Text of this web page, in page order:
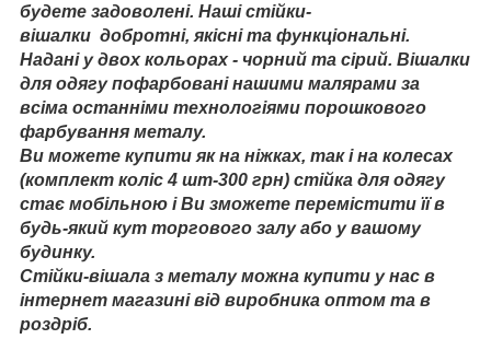
будете задоволені. Наші стійки-
вішалки добротні, якісні та функціональні.
Надані у двох кольорах - чорний та сірий. Вішалки
для одягу пофарбовані нашими малярами за
всіма останніми технологіями порошкового
фарбування металу.
Ви можете купити як на ніжках, так і на колесах
(комплект коліс 4 шт-300 грн) стійка для одягу
стає мобільною і Ви зможете перемістити її в
будь-який кут торгового залу або у вашому
будинку.
Стійки-вішала з металу можна купити у нас в
інтернет магазині від виробника оптом та в
роздріб.